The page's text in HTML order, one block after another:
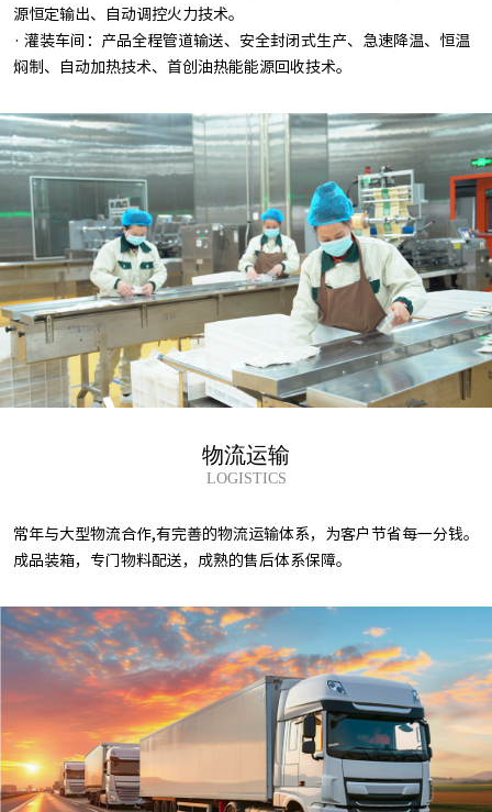
源恒定输出、自动调控火力技术。
· 灌装车间：产品全程管道输送、安全封闭式生产、急速降温、恒温
焖制、自动加热技术、首创油热能能源回收技术。
物流运输
LOGISTICS
常年与大型物流合作,有完善的物流运输体系，为客户节省每一分钱。
成品装箱，专门物料配送，成熟的售后体系保障。